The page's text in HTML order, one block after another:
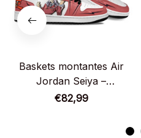
Baskets montantes Air
Jordan Seiya –
Chaussures montantes
€82,99